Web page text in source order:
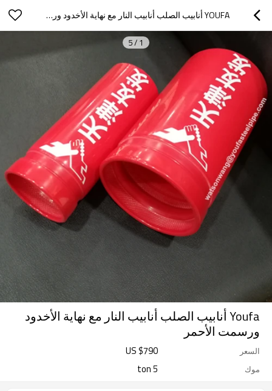
YOUFA أنابيب الصلب أنابيب النار مع نهاية الأخدود ورسمت الأحمر
1
/
5
Youfa أنابيب الصلب أنابيب النار مع نهاية الأخدود
ورسمت الأحمر
السعر US $790
موك 5 ton